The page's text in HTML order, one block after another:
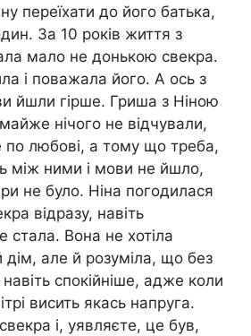
переїхати до його батька,
За 10 років життя з
мало не донькою свекра.
і поважала його. А ось з
йшли гірше. Гриша з Ніною
нічого не відчували,
любові, а тому що треба,
між ними і мови не йшло,
не було. Ніна погодилася
відразу, навіть
стала. Вона не хотіла
дім, але й розуміла, що без
навіть спокійніше, адже коли
висить якась напруга.
і, уявляєте, це був,